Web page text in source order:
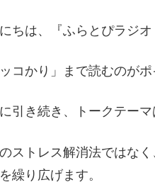
ちは、『ふらとぴラジオ
ッコかり」まで読むのがポ
引き続き、トークテーマ
ストレス解消法ではな
繰り広げます。